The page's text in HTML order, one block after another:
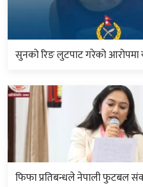
सुनको रिङ लुटपाट गरेको
फिफा प्रतिबन्धले नेपाली फुटबल